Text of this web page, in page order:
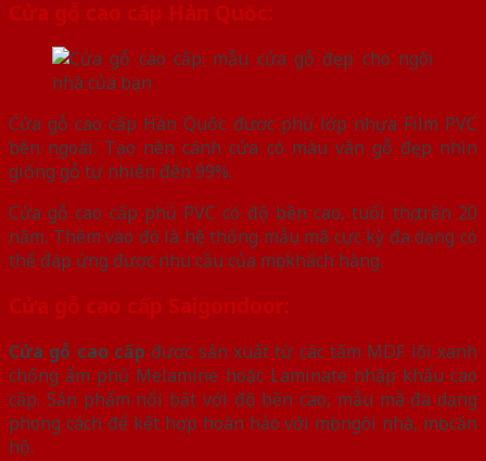
Cửa gỗ cao cấp Hàn Quốc:
Cửa gỗ cao cấp Hàn Quốc được phủ lớp nhựa Film PVC
bên ngoài. Tạo nên cánh cửa có màu vân gỗ đẹp nhìn
giống gỗ tự nhiên đến 99%.
Cửa gỗ cao cấp phủ PVC có độ bền cao, tuổi thọ trên 20
năm. Thêm vào đó là hệ thống mẫu mã cực kỳ đa dạng có
thể đáp ứng được nhu cầu của mọi khách hàng.
Cửa gỗ cao cấp Saigondoor:
Cửa gỗ cao cấp được sản xuất từ các tấm MDF lõi xanh
chống ẩm phủ Melamine hoặc Laminate nhập khẩu cao
cấp. Sản phẩm nổi bật với độ bền cao, mẫu mã đa dạng
phong cách để kết hợp hoàn hảo với mọi ngôi nhà, mọi căn
hộ.